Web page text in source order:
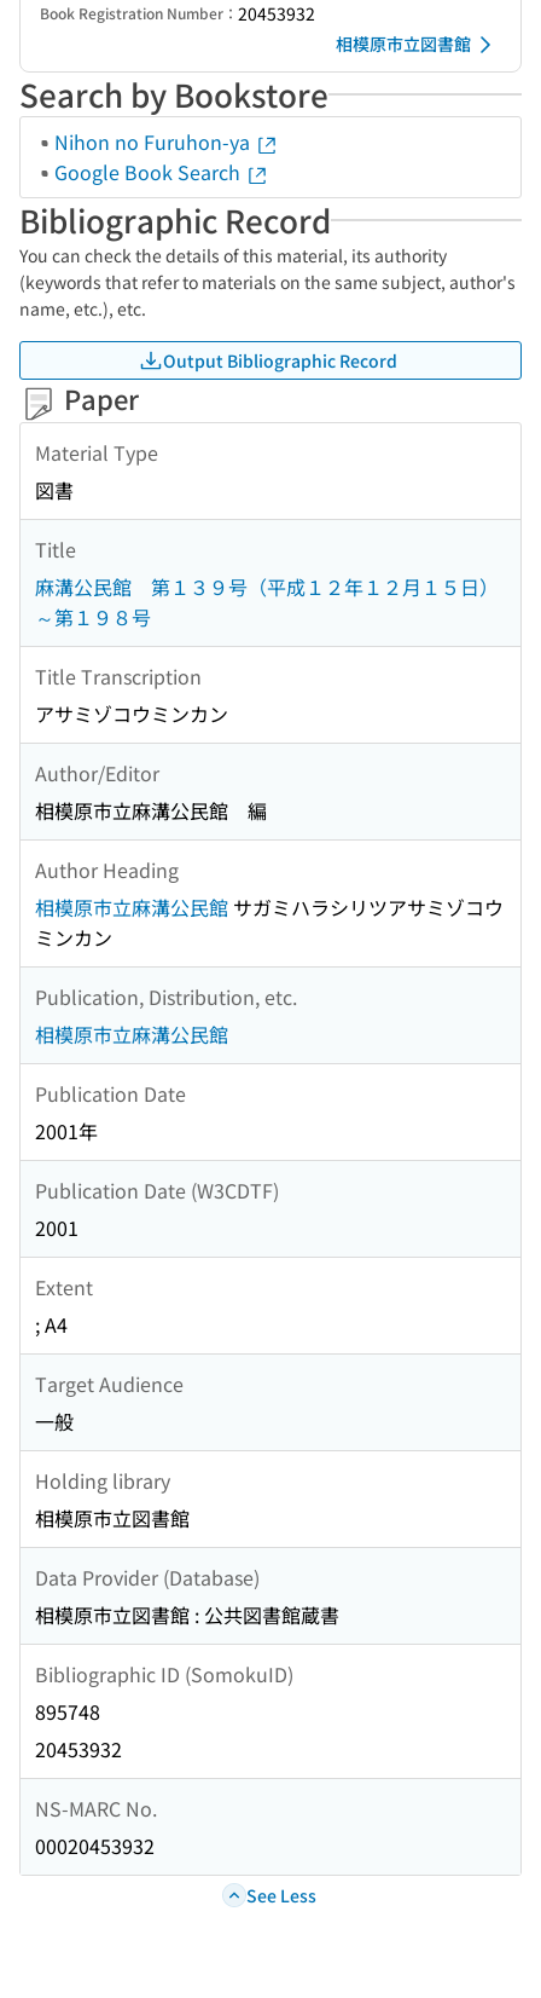
Book Registration Number： 20453932
相模原市立図書館
Search by Bookstore
Nihon no Furuhon-ya
Google Book Search
Bibliographic Record
You can check the details of this material, its authority
(keywords that refer to materials on the same subject, author's
name, etc.), etc.
Output Bibliographic Record
Paper
Material Type
図書
Title
麻溝公民館 第１３９号（平成１２年１２月１５日）
～第１９８号
Title Transcription
アサミゾコウミンカン
Author/Editor
相模原市立麻溝公民館 編
Author Heading
相模原市立麻溝公民館 サガミハラシリツアサミゾコウ
ミンカン
Publication, Distribution, etc.
相模原市立麻溝公民館
Publication Date
2001年
Publication Date (W3CDTF)
2001
Extent
; A4
Target Audience
一般
Holding library
相模原市立図書館
Data Provider (Database)
相模原市立図書館 : 公共図書館蔵書
Bibliographic ID (SomokuID)
895748
20453932
NS-MARC No.
00020453932
See Less